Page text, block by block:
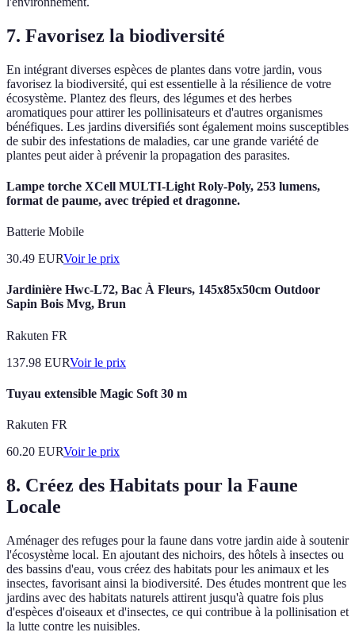
7. Favorisez la biodiversité
En intégrant diverses espèces de plantes dans votre jardin, vous
favorisez la biodiversité, qui est essentielle à la résilience de votre
écosystème. Plantez des fleurs, des légumes et des herbes
aromatiques pour attirer les pollinisateurs et d'autres organismes
bénéfiques. Les jardins diversifiés sont également moins susceptibles
de subir des infestations de maladies, car une grande variété de
plantes peut aider à prévenir la propagation des parasites.
Lampe torche XCell MULTI-Light Roly-Poly, 253 lumens,
format de paume, avec trépied et dragonne.
Batterie Mobile
30.49 EURVoir le prix
Jardinière Hwc-L72, Bac À Fleurs, 145x85x50cm Outdoor
Sapin Bois Mvg, Brun
Rakuten FR
137.98 EURVoir le prix
Tuyau extensible Magic Soft 30 m
Rakuten FR
60.20 EURVoir le prix
8. Créez des Habitats pour la Faune
Locale
Aménager des refuges pour la faune dans votre jardin aide à soutenir
l'écosystème local. En ajoutant des nichoirs, des hôtels à insectes ou
des bassins d'eau, vous créez des habitats pour les animaux et les
insectes, favorisant ainsi la biodiversité. Des études montrent que les
jardins avec des habitats naturels attirent jusqu'à quatre fois plus
d'espèces d'oiseaux et d'insectes, ce qui contribue à la pollinisation et
la lutte contre les nuisibles.